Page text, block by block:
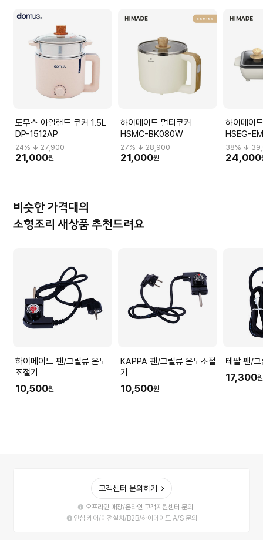
도무스 아일랜드 쿠커 1.5L
DP-1512AP
24% ↓ 27,900
21,000원
하이메이드 멀티쿠커
HSMC-BK080W
27% ↓28,900
21,000원
하이메이
HSEG-
38% ↓
24,000
비슷한 가격대의
소형조리 새상품 추천드려요
하이메이드 팬/그릴류 온도
조절기
10,500원
KAPPA 팬/그릴류 온도조절
기
10,500원
17,300원
고객센터 문의하기
오프라인 매장/온라인 고객지원센터 문의
안심 케어/이전설치/B2B/하이메이드 A/S 문의